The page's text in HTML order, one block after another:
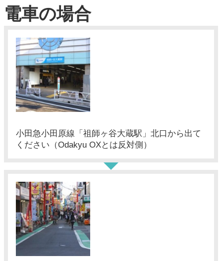
電車の場合
小田急小田原線「祖師ヶ谷大蔵駅」北口から出て
ください（Odakyu OXとは反対側）